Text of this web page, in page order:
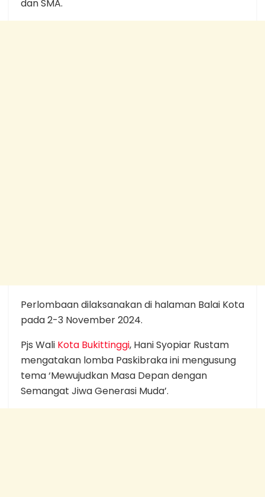
dan SMA.
Perlombaan dilaksanakan di halaman Balai Kota
pada 2-3 November 2024.
Pjs Wali Kota Bukittinggi, Hani Syopiar Rustam
mengatakan lomba Paskibraka ini mengusung
tema ‘Mewujudkan Masa Depan dengan
Semangat Jiwa Generasi Muda’.